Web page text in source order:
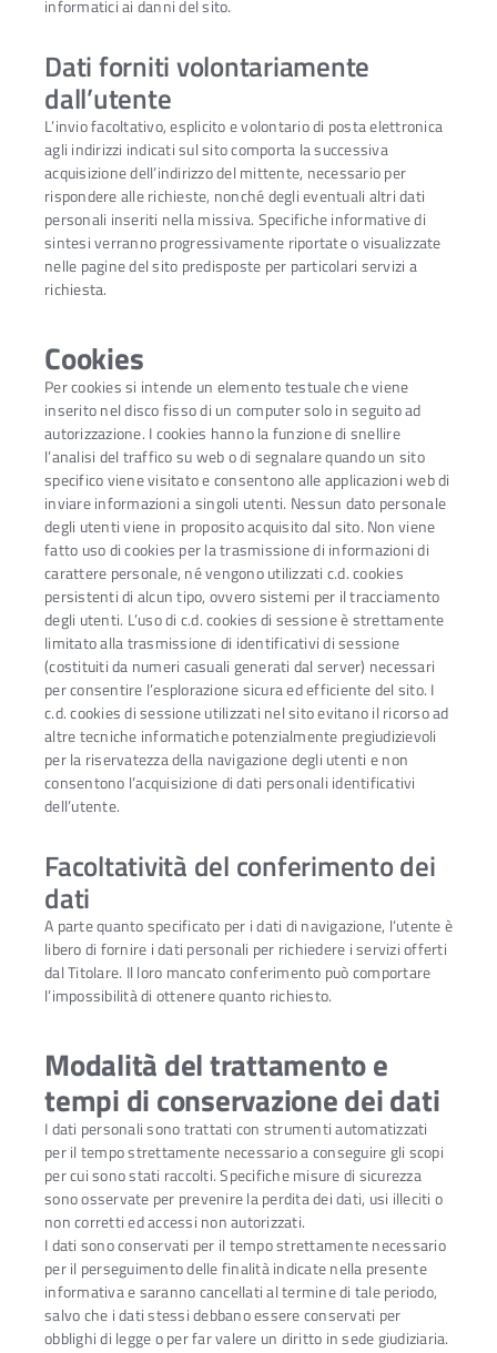
informatici ai danni del sito.
Dati forniti volontariamente
dall’utente
L’invio facoltativo, esplicito e volontario di posta elettronica
agli indirizzi indicati sul sito comporta la successiva
acquisizione dell’indirizzo del mittente, necessario per
rispondere alle richieste, nonché degli eventuali altri dati
personali inseriti nella missiva. Specifiche informative di
sintesi verranno progressivamente riportate o visualizzate
nelle pagine del sito predisposte per particolari servizi a
richiesta.
Cookies
Per cookies si intende un elemento testuale che viene
inserito nel disco fisso di un computer solo in seguito ad
autorizzazione. I cookies hanno la funzione di snellire
l’analisi del traffico su web o di segnalare quando un sito
specifico viene visitato e consentono alle applicazioni web di
inviare informazioni a singoli utenti. Nessun dato personale
degli utenti viene in proposito acquisito dal sito. Non viene
fatto uso di cookies per la trasmissione di informazioni di
carattere personale, né vengono utilizzati c.d. cookies
persistenti di alcun tipo, ovvero sistemi per il tracciamento
degli utenti. L’uso di c.d. cookies di sessione è strettamente
limitato alla trasmissione di identificativi di sessione
(costituiti da numeri casuali generati dal server) necessari
per consentire l’esplorazione sicura ed efficiente del sito. I
c.d. cookies di sessione utilizzati nel sito evitano il ricorso ad
altre tecniche informatiche potenzialmente pregiudizievoli
per la riservatezza della navigazione degli utenti e non
consentono l’acquisizione di dati personali identificativi
dell’utente.
Facoltatività del conferimento dei
dati
A parte quanto specificato per i dati di navigazione, l’utente è
libero di fornire i dati personali per richiedere i servizi offerti
dal Titolare. Il loro mancato conferimento può comportare
l’impossibilità di ottenere quanto richiesto.
Modalità del trattamento e
tempi di conservazione dei dati
I dati personali sono trattati con strumenti automatizzati
per il tempo strettamente necessario a conseguire gli scopi
per cui sono stati raccolti. Specifiche misure di sicurezza
sono osservate per prevenire la perdita dei dati, usi illeciti o
non corretti ed accessi non autorizzati.
I dati sono conservati per il tempo strettamente necessario
per il perseguimento delle finalità indicate nella presente
informativa e saranno cancellati al termine di tale periodo,
salvo che i dati stessi debbano essere conservati per
obblighi di legge o per far valere un diritto in sede giudiziaria.